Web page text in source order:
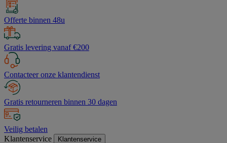
Offerte binnen 48u
Gratis levering vanaf €200
Contacteer onze klantendienst
Gratis retourneren binnen 30 dagen
Veilig betalen
Klantenservice
Klantenservice